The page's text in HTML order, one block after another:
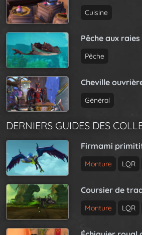
Cuisine
Pêche aux raies
Pêche
Cheville
Général
DERNIERS GUIDES DES
Firmami
Monture LQR
Coursier de
Monture LQR